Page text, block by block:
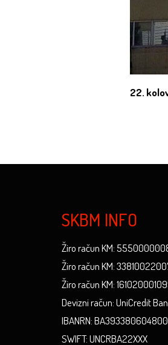
22.
SKBM INFO
Žiro račun KM:
Žiro račun KM:
Žiro račun KM:
Devizni račun: UniCredit
IBANRN:
SWIFT: UNCRBA22XXX